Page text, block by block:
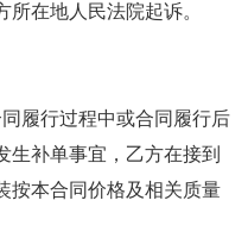
在地人民法院起诉。
履行过程中或合同履行后
生补单事宜，乙方在接到
按本合同价格及相关质量